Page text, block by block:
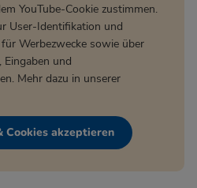
YouTube-Cookie zustimmen.
User-Identifikation und
Werbezwecke sowie über
Eingaben und
Mehr dazu in unserer
Cookies akzeptieren